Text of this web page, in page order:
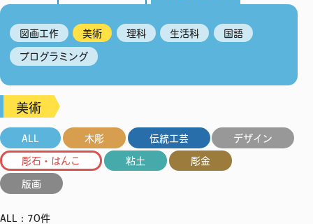
図画工作 美術 理科 生活科 国語
プログラミング
美術
ALL 木彫 伝統工芸 デザイン
彫石・はんこ 粘土 彫金
版画
ALL：70件